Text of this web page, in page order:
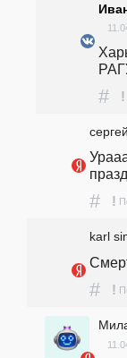
# !
# !
karl
# !